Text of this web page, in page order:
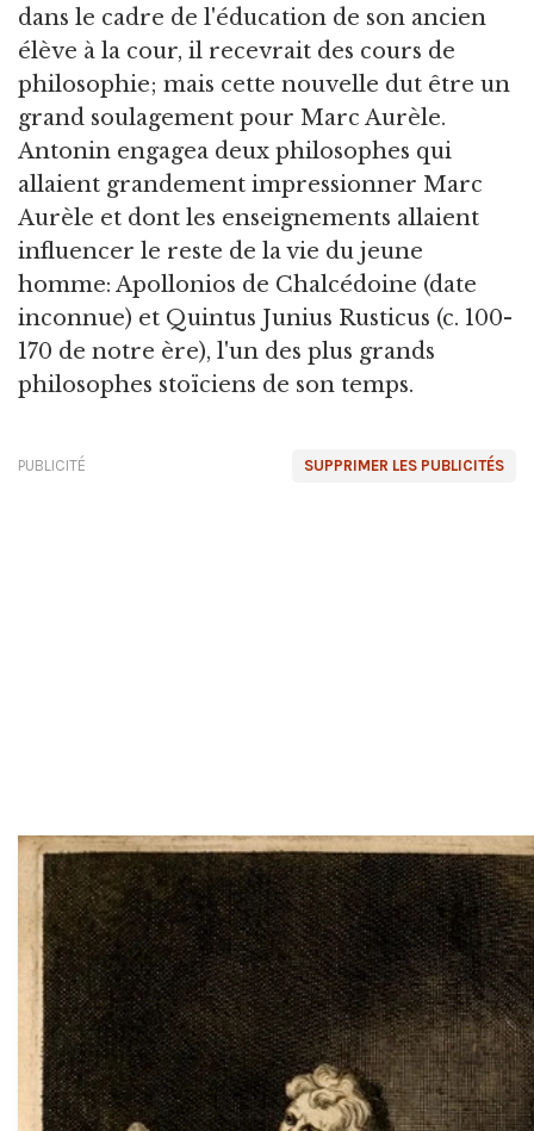
dans le cadre de l'éducation de son ancien
élève à la cour, il recevrait des cours de
philosophie; mais cette nouvelle dut être un
grand soulagement pour Marc Aurèle.
Antonin engagea deux philosophes qui
allaient grandement impressionner Marc
Aurèle et dont les enseignements allaient
influencer le reste de la vie du jeune
homme: Apollonios de Chalcédoine (date
inconnue) et Quintus Junius Rusticus (c. 100-
170 de notre ère), l'un des plus grands
philosophes stoïciens de son temps.
SUPPRIMER LES PUBLICITÉS
PUBLICITÉ